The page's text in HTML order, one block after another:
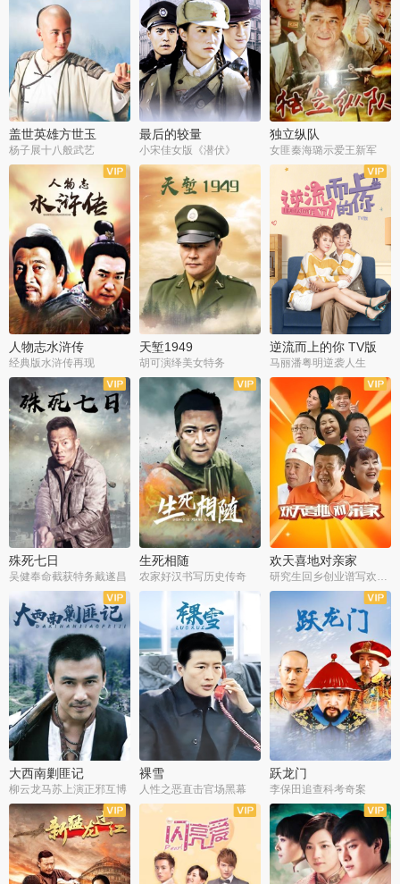
盖世英雄方世玉
杨子展十八般武艺
最后的较量
小宋佳女版《潜伏》
独立纵队
女匪秦海璐示爱王新军
全40集
人物志水浒传
经典版水浒传再现
全30集
天堑1949
胡可演绎美女特务
全43集
逆流而上的你 TV版
马丽潘粤明逆袭人生
全34集
殊死七日
吴健奉命截获特务戴遂昌
全21集
生死相随
农家好汉书写历史传奇
全35集
欢天喜地对亲家
大西南剿匪记
柳云龙马苏上演正邪互博
全21集
裸雪
人性之恶直击官场黑幕
全30集
跃龙门
李保田追查科考奇案
全36集
全37集 全30集